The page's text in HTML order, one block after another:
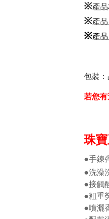
※產
※產
※產
包裝
若您
珠
●手鍊
●洗澡
●接觸
●粗重
●噴灑